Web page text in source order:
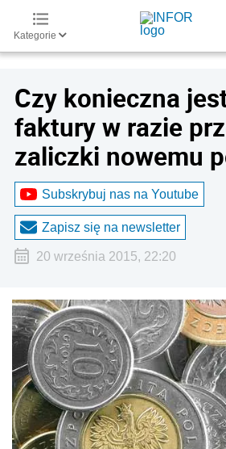
Kategorie
Czy konieczna
faktury w razie
zaliczki nowemu
Subskrybuj nas na Youtube
Zapisz się na newsletter
20 września 2015, 22:20